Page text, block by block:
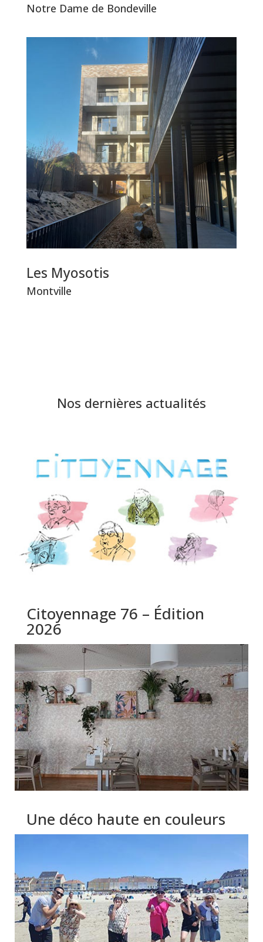
Notre Dame de Bondeville
Les Myosotis
Montville
Nos dernières actualités
Citoyennage 76 – Édition
2026
Citoyennâge
Une déco haute en couleurs